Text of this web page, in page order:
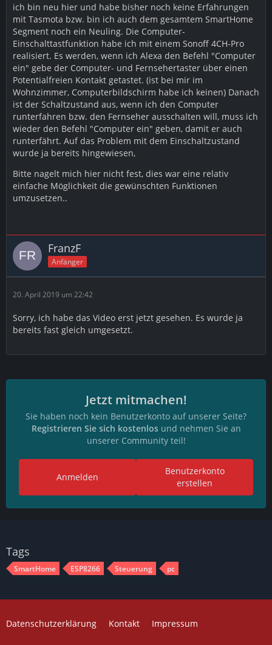
ich bin neu hier und habe bisher noch keine Erfahrungen
mit Tasmota bzw. bin ich auch dem gesamtem SmartHome
Segment noch ein Neuling. Die Computer-
Einschalttastfunktion habe ich mit einem Sonoff 4CH-Pro
realisiert. Es werden, wenn ich Alexa den Befehl "Computer
ein" gebe der Computer- und Fernsehertaster über einen
Potentialfreien Kontakt getastet. (ist bei mir im
Wohnzimmer, Computerbildschirm habe ich keinen) Danach
ist der Schaltzustand aus, wenn ich den Computer
runterfahren bzw. den Fernseher ausschalten will, muss ich
wieder den Befehl "Computer ein" geben, damit er auch
runterfährt. Auf das Problem mit dem Einschaltzustand
wurde ja bereits hingewiesen,
Bitte nagelt mich hier nicht fest, dies war eine relativ
einfache Möglichkeit die gewünschten Funktionen
umzusetzen..
FranzF
Anfänger
20. April 2019 um 22:42
Sorry, ich habe das Video erst jetzt gesehen. Es wurde ja
bereits fast gleich umgesetzt.
Jetzt mitmachen!
Sie haben noch kein Benutzerkonto auf unserer Seite?
Registrieren Sie sich kostenlosund nehmen Sie an
unserer Community teil!
Benutzerkonto
erstellen
Anmelden
Tags
SmartHome ESP8266 Steuerung pc
Datenschutzerklärung Kontakt Impressum